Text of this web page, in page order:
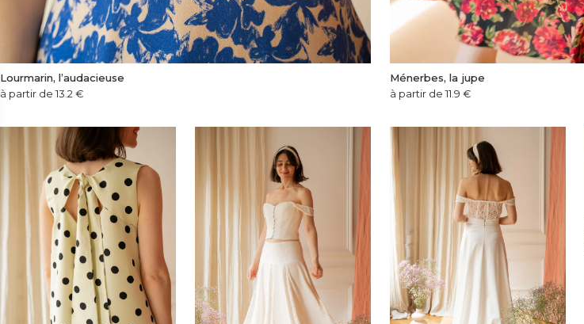
Lourmarin, l’audacieuse
à partir de 13.2 €
Ménerbes, la jupe
à partir de 11.9 €